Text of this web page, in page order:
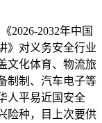
2032年中国
》对义务安全行业
文化体育、物流旅
制制、汽车电子等
人平易近国安全
险种，目上次要供